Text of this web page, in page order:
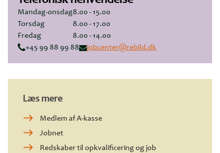
Mandag-onsdag8.00 - 15.00
Torsdag
8.00 - 17.00
Fredag
8.00 - 14.00
+45 99 88 99 88
jobcenter@rebild.dk
Læs mere
Medlem af A-kasse
Jobnet
Redskaber til opkvalificering og job